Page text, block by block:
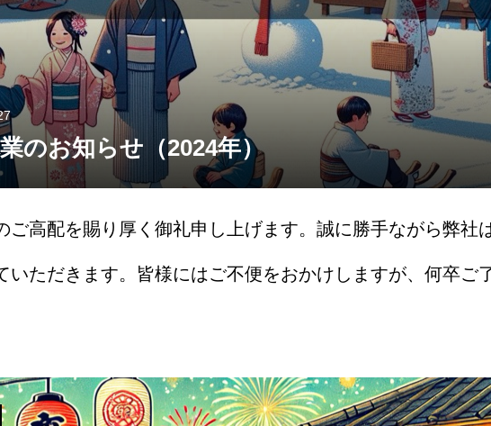
のお知らせ（2024年）
ご高配を賜り厚く御礼申し上げます。誠に勝手ながら弊社
いただきます。皆様にはご不便をおかけしますが、何卒ご